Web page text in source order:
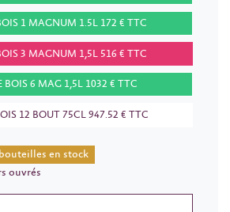
1 MAGNUM 1.5L 172 € TTC
3 MAGNUM 1,5L 516 € TTC
BOIS 6 MAG 1,5L 1032 € TTC
12 BOUT 75CL 947.52 € TTC
en stock
ouvrés